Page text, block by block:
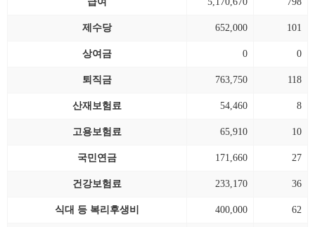
제수당 652,000 101
상여금 0 0
퇴직금 763,750 118
산재보험료 54,460 8
고용보험료 65,910 10
국민연금 171,660 27
건강보험료 233,170 36
식대 등 복리후생비 400,000 62